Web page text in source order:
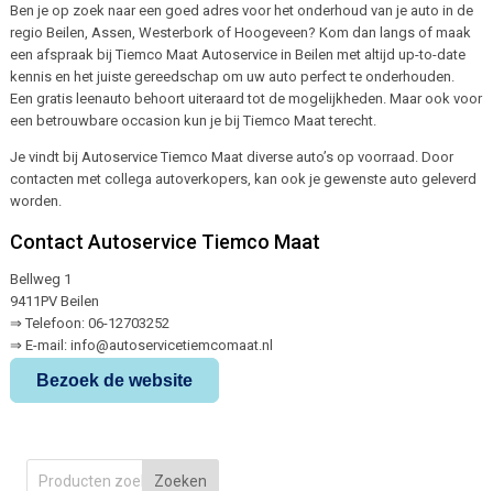
Ben je op zoek naar een goed adres voor het onderhoud van je auto in de
regio Beilen, Assen, Westerbork of Hoogeveen? Kom dan langs of maak
een afspraak bij Tiemco Maat Autoservice in Beilen met altijd up-to-date
kennis en het juiste gereedschap om uw auto perfect te onderhouden.
Een gratis leenauto behoort uiteraard tot de mogelijkheden. Maar ook voor
een betrouwbare occasion kun je bij Tiemco Maat terecht.
Je vindt bij Autoservice Tiemco Maat diverse auto’s op voorraad. Door
contacten met collega autoverkopers, kan ook je gewenste auto geleverd
worden.
Contact Autoservice Tiemco Maat
Bellweg 1
9411PV Beilen
⇒ Telefoon: 06-12703252
⇒ E-mail: info@autoservicetiemcomaat.nl
Bezoek de website
Zoeken